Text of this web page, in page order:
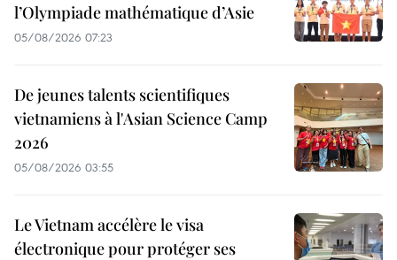
l’Olympiade mathématique d’Asie
05/08/2026 07:23
De jeunes talents scientifiques
vietnamiens à l'Asian Science Camp
2026
05/08/2026 03:55
Le Vietnam accélère le visa
électronique pour protéger ses